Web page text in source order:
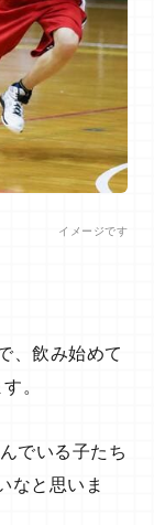
イメージです
、飲み始めて
。
でいる子たち
なと思いま